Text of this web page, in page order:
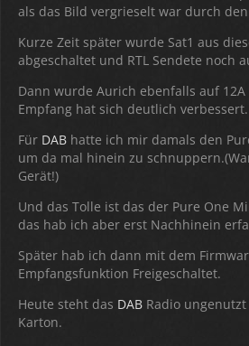
als das Bild vergrieselt war durch den
Kurze Zeit später wurde Sat1 aus
abgeschaltet und RTL Sendete noch
Dann wurde Aurich ebenfalls auf
Empfang hat sich deutlich verbessert.
Für DAB hatte ich mir damals den
um da mal hinein zu
Gerät!)
Und das Tolle ist das der Pure One
das hab ich aber erst Nachhinein
Später hab ich dann mit dem
Empfangsfunktion Freigeschaltet.
Heute steht das DAB Radio
Karton.